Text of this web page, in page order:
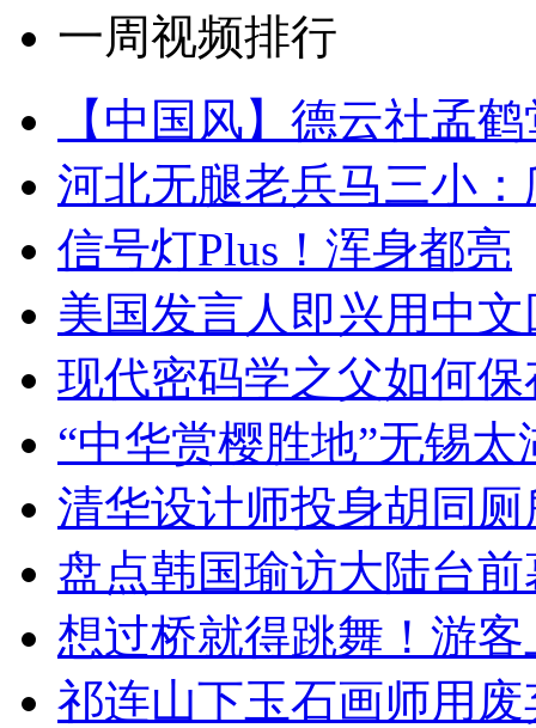
一周视频排行
【中国风】德云社孟
河北无腿老兵马三小
信号灯Plus！浑身都亮
美国发言人即兴用中
现代密码学之父如何
“中华赏樱胜地”无锡
清华设计师投身胡同
盘点韩国瑜访大陆台
想过桥就得跳舞！游客
祁连山下玉石画师用